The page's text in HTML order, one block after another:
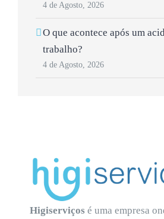
4 de Agosto, 2026
O que acontece após um
trabalho?
4 de Agosto, 2026
Higiserviços é uma empresa